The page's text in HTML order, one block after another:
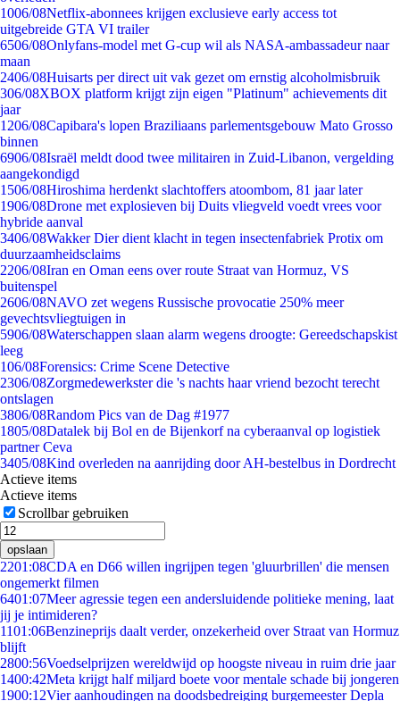
1006/08Netflix-abonnees krijgen exclusieve early access tot
uitgebreide GTA VI trailer
6506/08Onlyfans-model met G-cup wil als NASA-ambassadeur naar
maan
2406/08Huisarts per direct uit vak gezet om ernstig alcoholmisbruik
306/08XBOX platform krijgt zijn eigen "Platinum" achievements dit
jaar
1206/08Capibara's lopen Braziliaans parlementsgebouw Mato Grosso
binnen
6906/08Israël meldt dood twee militairen in Zuid-Libanon, vergelding
aangekondigd
1506/08Hiroshima herdenkt slachtoffers atoombom, 81 jaar later
1906/08Drone met explosieven bij Duits vliegveld voedt vrees voor
hybride aanval
3406/08Wakker Dier dient klacht in tegen insectenfabriek Protix om
duurzaamheidsclaims
2206/08Iran en Oman eens over route Straat van Hormuz, VS
buitenspel
2606/08NAVO zet wegens Russische provocatie 250% meer
gevechtsvliegtuigen in
5906/08Waterschappen slaan alarm wegens droogte: Gereedschapskist
leeg
106/08Forensics: Crime Scene Detective
2306/08Zorgmedewerkster die 's nachts haar vriend bezocht terecht
ontslagen
3806/08Random Pics van de Dag #1977
1805/08Datalek bij Bol en de Bijenkorf na cyberaanval op logistiek
partner Ceva
3405/08Kind overleden na aanrijding door AH-bestelbus in Dordrecht
Actieve items
Actieve items
Scrollbar gebruiken
opslaan
2201:08CDA en D66 willen ingrijpen tegen 'gluurbrillen' die mensen
ongemerkt filmen
6401:07Meer agressie tegen een andersluidende politieke mening, laat
jij je intimideren?
1101:06Benzineprijs daalt verder, onzekerheid over Straat van Hormuz
blijft
2800:56Voedselprijzen wereldwijd op hoogste niveau in ruim drie jaar
1400:42Meta krijgt half miljard boete voor mentale schade bij jongeren
1900:12Vier aanhoudingen na doodsbedreiging burgemeester Depla